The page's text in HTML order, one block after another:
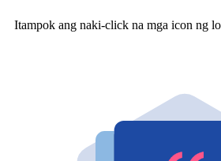
Itampok ang naki-click na mga icon ng